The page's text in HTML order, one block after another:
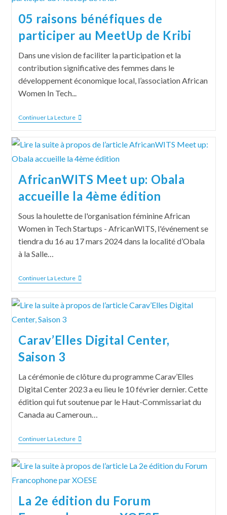
05 raisons bénéfiques de
participer au MeetUp de Kribi
Dans une vision de faciliter la participation et la
contribution significative des femmes dans le
développement économique local, l’association African
Women In Tech...
Continuer La Lecture
AfricanWITS Meet up: Obala
accueille la 4ème édition
Sous la houlette de l'organisation féminine African
Women in Tech Startups - AfricanWITS, l'événement se
tiendra du 16 au 17 mars 2024 dans la localité d’Obala
à la Salle…
Continuer La Lecture
Carav’Elles Digital Center,
Saison 3
La cérémonie de clôture du programme Carav’Elles
Digital Center 2023 a eu lieu le 10 février dernier. Cette
édition qui fut soutenue par le Haut-Commissariat du
Canada au Cameroun…
Continuer La Lecture
La 2e édition du Forum